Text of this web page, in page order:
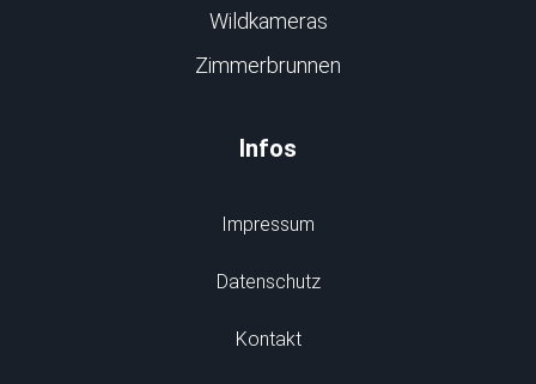
Wildkameras
Zimmerbrunnen
Infos
Impressum
Datenschutz
Kontakt